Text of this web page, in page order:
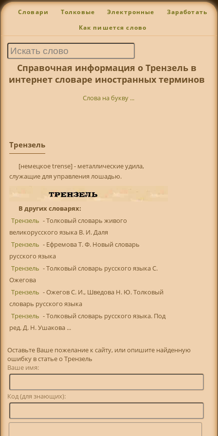
Словари Толковые Электронные Заработать
Как пишется слово
Справочная информация о Трензель в
интернет словаре иностранных терминов
Слова на букву ...
Трензель
[немецкое trense] - металлические удила,
служащие для управления лошадью.
В других словарях:
Трензель - Толковый словарь живого
великорусского языка В. И. Даля
Трензель - Ефремова Т. Ф. Новый словарь
русского языка
Трензель - Толковый словарь русского языка С.
Ожегова
Трензель - Ожегов С. И., Шведова Н. Ю. Толковый
словарь русского языка
Трензель - Толковый словарь русского языка. Под
ред. Д. Н. Ушакова ...
Оставьте Ваше пожелание к сайту, или опишите найденную
ошибку в статье о Трензель
Ваше имя:
Код (для знающих):